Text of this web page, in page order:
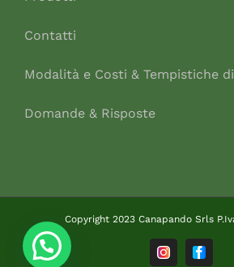
Contatti
Modalità e Costi & Tempistiche
Domande & Risposte
Copyright 2023 Canapando Srls
Instagram